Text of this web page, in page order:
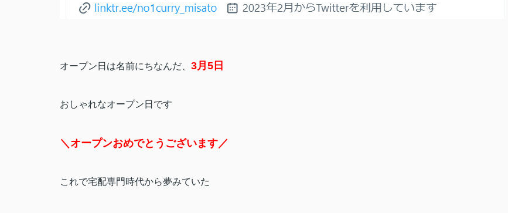
オープン日は名前にちなんだ、 3月5日
おしゃれなオープン日です
＼オープンおめでとうございます／
これで宅配専門時代から夢みていた